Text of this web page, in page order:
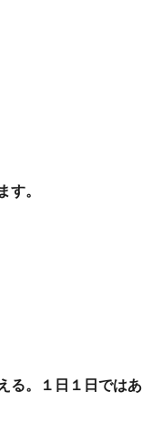
す。
。１日１日では